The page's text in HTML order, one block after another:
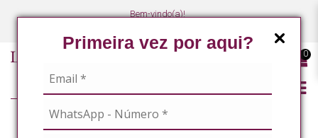
Primeira vez por aqui?
Bem-vindo(a)!
0